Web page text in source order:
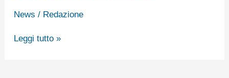
News / Redazione
dall’agroeconomista
Leggi tutto »